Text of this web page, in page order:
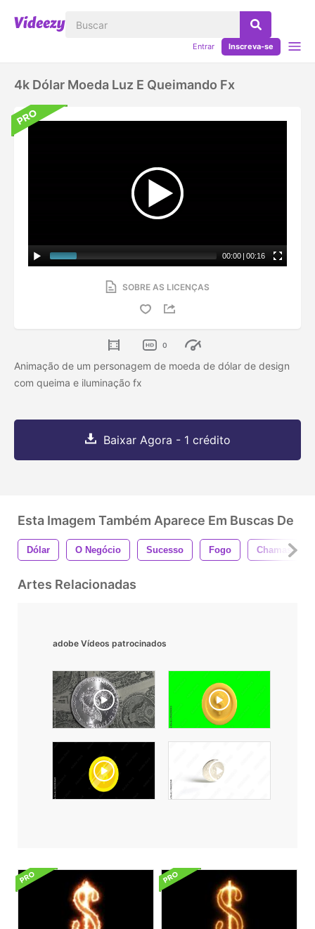
Entrar Inscreva-se
4k Dólar Moeda Luz E Queimando Fx
00:00 | 00:16
SOBRE AS LICENÇAS
0
Animação de um personagem de moeda de dólar de design
com queima e iluminação fx
Baixar Agora - 1 crédito
Esta Imagem Também Aparece Em Buscas De
Dólar O Negócio Sucesso Fogo Chamas
Artes Relacionadas
adobe Vídeos patrocinados